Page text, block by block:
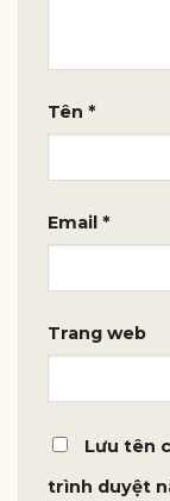
Tên *
Email *
Trang web
Lưu tên
trình duyệt